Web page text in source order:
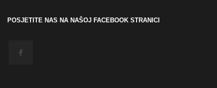
POSJETITE NAS NA NAŠOJ FACEBOOK STRANICI